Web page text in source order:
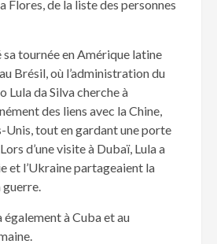
Flores, de la liste des personnes
tournée en Amérique latine
Brésil, où l’administration du
Lula da Silva cherche à
des liens avec la Chine,
Unis, tout en gardant une porte
d’une visite à Dubaï, Lula a
et l’Ukraine partageaient la
à Cuba et au